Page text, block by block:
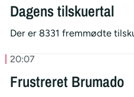
Dagens tilskuertal
Der er 8331 fremmødte
20:07
Frustreret Brumado